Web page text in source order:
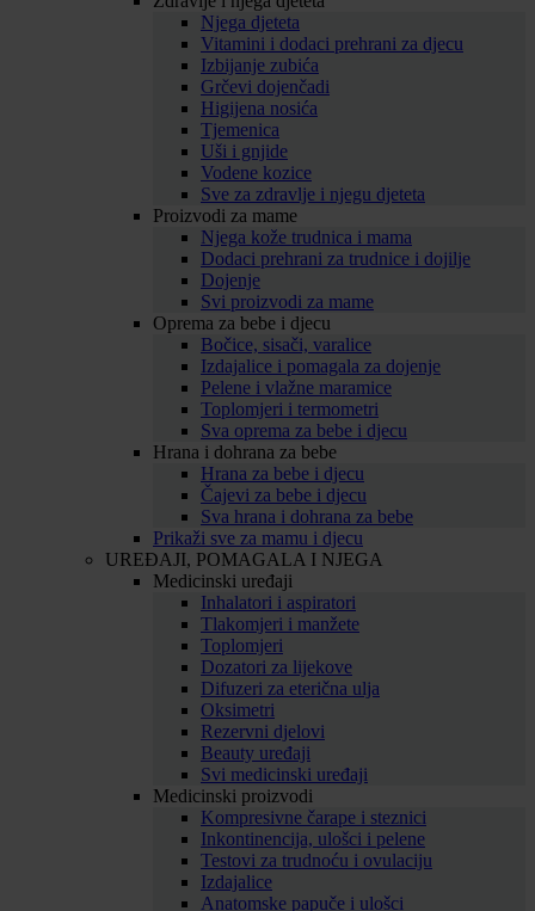
Njega djeteta
Vitamini i dodaci prehrani za djecu
Izbijanje zubića
Grčevi dojenčadi
Higijena nosića
Tjemenica
Uši i gnjide
Vodene kozice
Sve za zdravlje i njegu djeteta
Proizvodi za mame
Njega kože trudnica i mama
Dodaci prehrani za trudnice i dojilje
Dojenje
Svi proizvodi za mame
Oprema za bebe i djecu
Bočice, sisači, varalice
Izdajalice i pomagala za dojenje
Pelene i vlažne maramice
Toplomjeri i termometri
Sva oprema za bebe i djecu
Hrana i dohrana za bebe
Hrana za bebe i djecu
Čajevi za bebe i djecu
Sva hrana i dohrana za bebe
Prikaži sve za mamu i djecu
UREĐAJI, POMAGALA I NJEGA
Medicinski uređaji
Inhalatori i aspiratori
Tlakomjeri i manžete
Toplomjeri
Dozatori za lijekove
Difuzeri za eterična ulja
Oksimetri
Rezervni djelovi
Beauty uređaji
Svi medicinski uređaji
Medicinski proizvodi
Kompresivne čarape i steznici
Inkontinencija, ulošci i pelene
Testovi za trudnoću i ovulaciju
Izdajalice
Anatomske papuče i ulošci